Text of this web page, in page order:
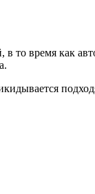
то время как